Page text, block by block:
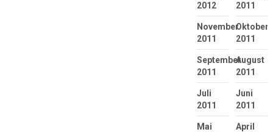
2012
2011
November
2011
Oktober
2011
September
2011
August
2011
Juli
2011
Juni
2011
Mai
April